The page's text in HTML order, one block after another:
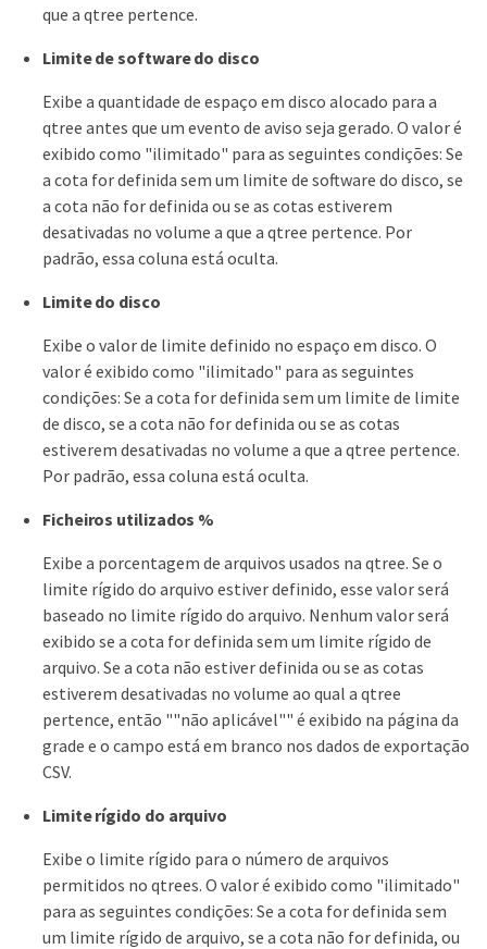
que a qtree pertence.
Limite de software do disco
Exibe a quantidade de espaço em disco alocado para a
qtree antes que um evento de aviso seja gerado. O valor é
exibido como "ilimitado" para as seguintes condições: Se
a cota for definida sem um limite de software do disco, se
a cota não for definida ou se as cotas estiverem
desativadas no volume a que a qtree pertence. Por
padrão, essa coluna está oculta.
Limite do disco
Exibe o valor de limite definido no espaço em disco. O
valor é exibido como "ilimitado" para as seguintes
condições: Se a cota for definida sem um limite de limite
de disco, se a cota não for definida ou se as cotas
estiverem desativadas no volume a que a qtree pertence.
Por padrão, essa coluna está oculta.
Ficheiros utilizados %
Exibe a porcentagem de arquivos usados na qtree. Se o
limite rígido do arquivo estiver definido, esse valor será
baseado no limite rígido do arquivo. Nenhum valor será
exibido se a cota for definida sem um limite rígido de
arquivo. Se a cota não estiver definida ou se as cotas
estiverem desativadas no volume ao qual a qtree
pertence, então ""não aplicável"" é exibido na página da
grade e o campo está em branco nos dados de exportação
CSV.
Limite rígido do arquivo
Exibe o limite rígido para o número de arquivos
permitidos no qtrees. O valor é exibido como "ilimitado"
para as seguintes condições: Se a cota for definida sem
um limite rígido de arquivo, se a cota não for definida, ou